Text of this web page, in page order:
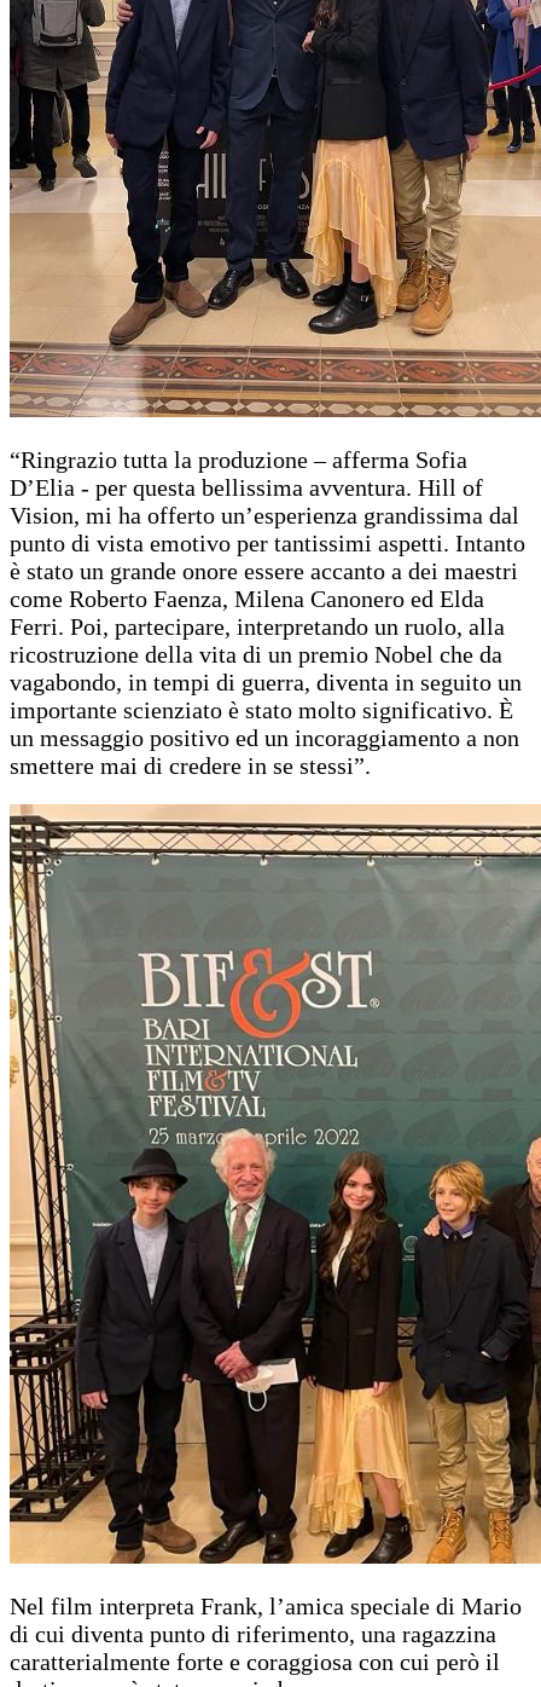
“Ringrazio tutta la produzione – afferma Sofia
D’Elia - per questa bellissima avventura. Hill of
Vision, mi ha offerto un’esperienza grandissima dal
punto di vista emotivo per tantissimi aspetti. Intanto
è stato un grande onore essere accanto a dei maestri
come Roberto Faenza, Milena Canonero ed Elda
Ferri. Poi, partecipare, interpretando un ruolo, alla
ricostruzione della vita di un premio Nobel che da
vagabondo, in tempi di guerra, diventa in seguito un
importante scienziato è stato molto significativo. È
un messaggio positivo ed un incoraggiamento a non
smettere mai di credere in se stessi”.
Nel film interpreta Frank, l’amica speciale di Mario
di cui diventa punto di riferimento, una ragazzina
caratterialmente forte e coraggiosa con cui però il